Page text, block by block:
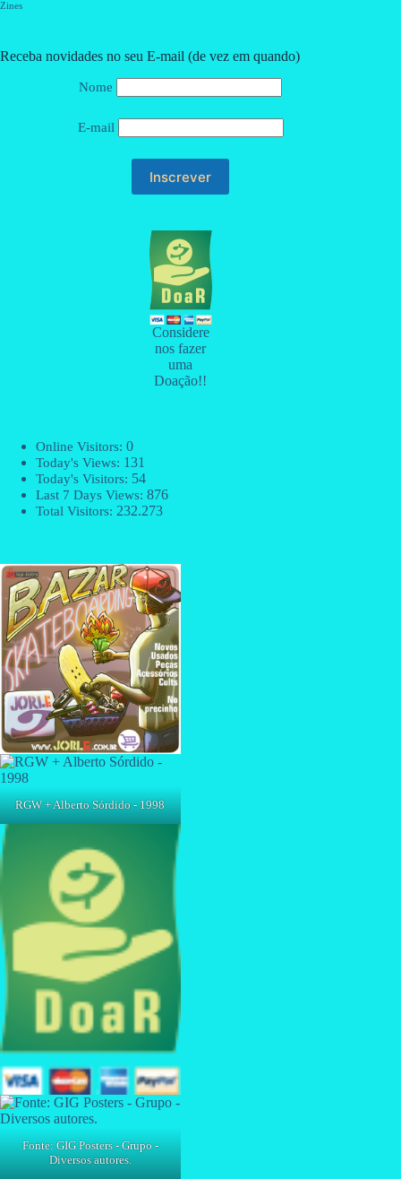
Zines
Receba novidades no seu E-mail (de vez em quando)
Nome
E-mail
Considere
nos fazer
uma
Doação!!
Online Visitors: 0
Today's Views: 131
Today's Visitors: 54
Last 7 Days Views: 876
Total Visitors: 232.273
RGW + Alberto Sórdido - 1998
Fonte: GIG Posters - Grupo -
Diversos autores.